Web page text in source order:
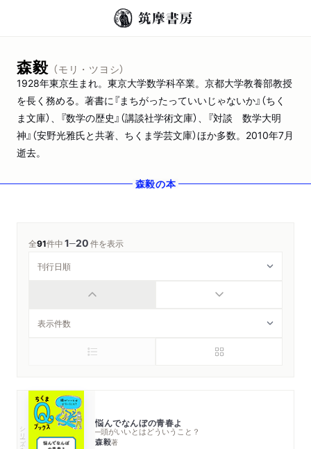
森毅 （モリ・ツヨシ）
1928年東京生まれ。東京大学数学科卒業。京都大学教養部教授
を長く務める。著書に『まちがったっていいじゃないか』（ちく
ま文庫）、『数学の歴史』（講談社学術文庫）、『対談 数学大明
神』（安野光雅氏と共著、ちくま学芸文庫）ほか多数。2010年7月
逝去。
森毅の本
全91件中1─20件を表示
シリーズ・全集 悩んでなんぼの青春よ
─頭がいいとはどういうこと？
森毅著